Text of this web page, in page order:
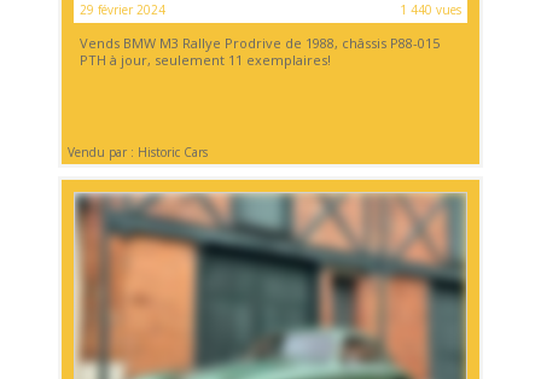
29 février 2024
1 440 vues
Vends BMW M3 Rallye Prodrive de 1988, châssis P88-015
PTH à jour, seulement 11 exemplaires!
Vendu par : Historic Cars